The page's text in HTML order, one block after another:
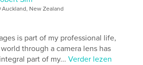
Auckland, New Zealand
is part of my professional life,
through a camera lens has
part of my...Verder lezen